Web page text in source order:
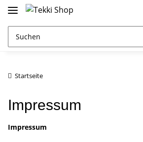
Startseite
Impressum
Impressum